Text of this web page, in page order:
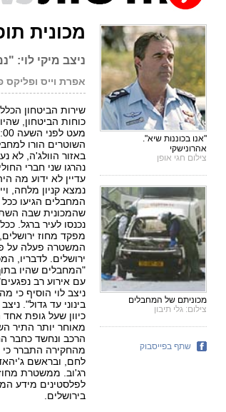
מכונית
ניצב מיקי לוי:
אפרת וייס ופליקס
שירות הביטחון
כוחות הביטחון,
מעט לפני השעה 10:00, בחוליה שהיתה בדרך לפיגוע ופתחו במרדף קצר.
השוטרים הורו
באזור הוולג'ה, לא
נהרגו שני חברי
עדיין לא ידוע מה
נמצא קניון מלחה,
המחבלים הגיעו
שהמכונית שבה
נכנסו לעיר ברגל.
מפקד מחוז
המשטרה פעלה על
ירושלים. לדבריו,
"המחבלים שהיו
עם אירוע רב
ניצב לוי הוסיף כי
בינוני עד גדול".
כיוון שעל גופת
מאוחר יותר התיר
הרכב ונחשד כחבר
מהחקירה התברר
לחם, ובראשם
רג'וב. ממשטרת
לפלסטינים מידע
בירושלים.
"אנו בכוננות שיא".
אהרונישקי
צילום חגי אופן
מכוניתם של המחבלים
צילום: גלי תיבון
שתף בפייסבוק